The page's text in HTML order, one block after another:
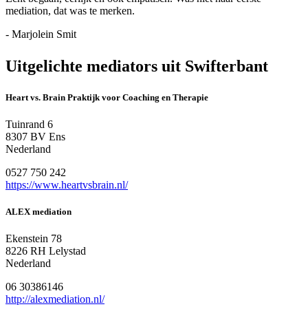
mediation, dat was te merken.
- Marjolein Smit
Uitgelichte mediators uit Swifterbant
Heart vs. Brain Praktijk voor Coaching en Therapie
Tuinrand 6
8307 BV Ens
Nederland
0527 750 242
https://www.heartvsbrain.nl/
ALEX mediation
Ekenstein 78
8226 RH Lelystad
Nederland
06 30386146
http://alexmediation.nl/